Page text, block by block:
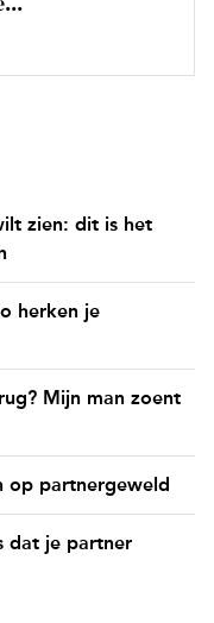
zien: dit is het
herken je
Mijn man zoent
op partnergeweld
dat je partner